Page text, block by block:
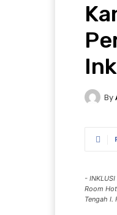
By
-
Room
Tengah I.